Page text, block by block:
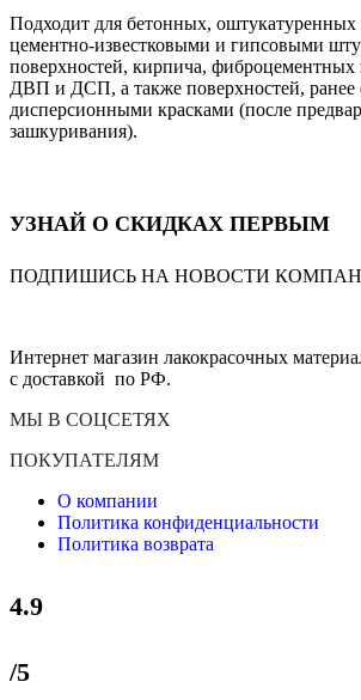
Подходит для бетонных,
цементно-известковыми и гипсовыми
поверхностей, кирпича, фиброцементных
ДВП и ДСП, а также поверхностей,
дисперсионными красками (после
зашкуривания).
УЗНАЙ О СКИДКАХ ПЕРВЫМ
ПОДПИШИСЬ НА НОВОСТИ
Интернет магазин лакокрасочных
с доставкой по РФ.
МЫ В СОЦСЕТЯХ
ПОКУПАТЕЛЯМ
О компании
Политика конфиденциальности
Политика возврата
4.9
/5